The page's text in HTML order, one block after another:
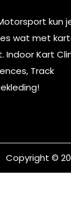
kun
wat met
Kart
Track
Copyright ©